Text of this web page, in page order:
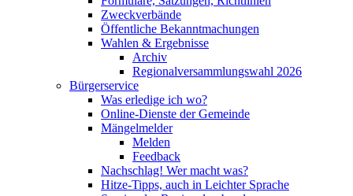
Zweckverbände
Öffentliche Bekanntmachungen
Wahlen & Ergebnisse
Archiv
Regionalversammlungswahl 2026
Bürgerservice
Was erledige ich wo?
Online-Dienste der Gemeinde
Mängelmelder
Melden
Feedback
Nachschlag! Wer macht was?
Hitze-Tipps, auch in Leichter Sprache